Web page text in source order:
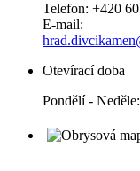
Telefon: +420
E-mail:
Otevírací doba
Pondělí -